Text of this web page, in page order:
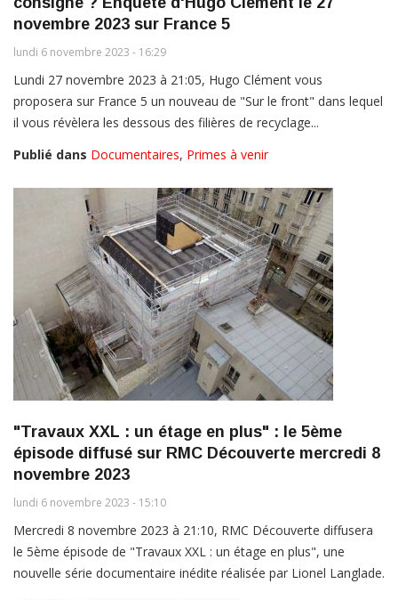
novembre 2023 sur France 5
lundi 6 novembre 2023 - 16:29
Lundi 27 novembre 2023 à 21:05, Hugo Clément vous
proposera sur France 5 un nouveau de "Sur le front" dans lequel
il vous révèlera les dessous des filières de recyclage...
Publié dans Documentaires, Primes à venir
"Travaux XXL : un étage en plus" : le 5ème
épisode diffusé sur RMC Découverte mercredi 8
novembre 2023
lundi 6 novembre 2023 - 15:10
Mercredi 8 novembre 2023 à 21:10, RMC Découverte diffusera
le 5ème épisode de "Travaux XXL : un étage en plus", une
nouvelle série documentaire inédite réalisée par Lionel Langlade.